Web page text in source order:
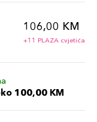
106,00 KM
+11 PLAZA cvjetića
100,00 KM